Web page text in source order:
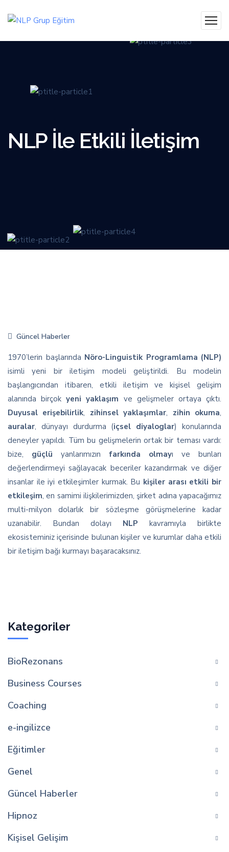
NLP İle Etkili İletişim
Güncel Haberler
1970’lerin başlarında Nöro-Linguistik Programlama (NLP)
isimli yeni bir iletişim modeli geliştirildi. Bu modelin
başlangıcından itibaren, etkili iletişim ve kişisel gelişim
alanında birçokyeni yaklaşım ve gelişmeler ortaya çıktı.
Duyusal erişebilirlik, zihinsel yaklaşımlar, zihin okuma,
auralar, dünyayı durdurma (içsel diyaloglar) konularında
deneyler yapıldı. Tüm bu gelişmelerin ortak bir teması vardı:
bize, güçlü yanlarımızın farkında olmayı ve bunları
değerlendirmeyi sağlayacak beceriler kazandırmak ve diğer
insanlar ile iyi etkileşimler kurmak. Bu kişiler arası etkili bir
etkileşim, en samimi ilişkilerimizden, şirket adına yapacağımız
multi-milyon dolarlık bir sözleşme görüşmelerine kadar
uzanabilir. Bundan dolayı NLP kavramıyla birlikte
ekosisteminiz içerisinde bulunan kişiler ve kurumlar daha etkili
bir iletişim bağı kurmayı başaracaksınız.
Kategoriler
BioRezonans
Business Courses
Coaching
e-ingilizce
Eğitimler
Genel
Güncel Haberler
Hipnoz
Kişisel Gelişim